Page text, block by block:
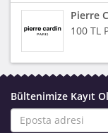
Pierre
100 TL
Bültenimize Kayıt